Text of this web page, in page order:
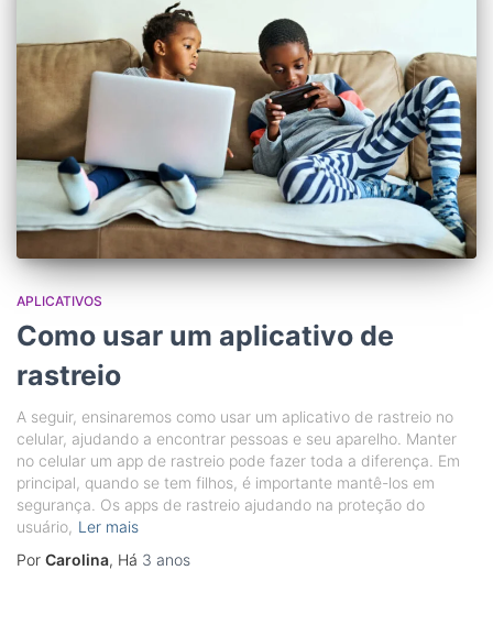
APLICATIVOS
Como usar um aplicativo de
rastreio
A seguir, ensinaremos como usar um aplicativo de rastreio no
celular, ajudando a encontrar pessoas e seu aparelho. Manter
no celular um app de rastreio pode fazer toda a diferença. Em
principal, quando se tem filhos, é importante mantê-los em
segurança. Os apps de rastreio ajudando na proteção do
usuário, Ler mais
Por Carolina, Há 3 anos